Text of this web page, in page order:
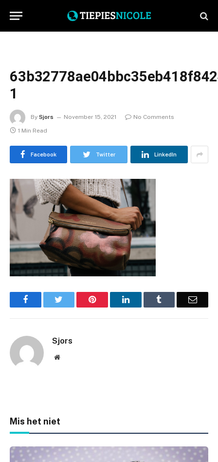
1
By Sjors November 15, 2021
No Comments
1 Min Read
Facebook Twitter LinkedIn
Facebook Pinterest LinkedIn Email
Sjors
Website
Mis het niet